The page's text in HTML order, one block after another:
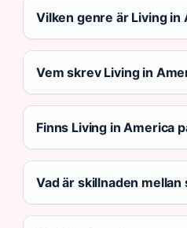
Vilken genre är Living in
Vem skrev Living in
Finns Living in America
Vad är skillnaden